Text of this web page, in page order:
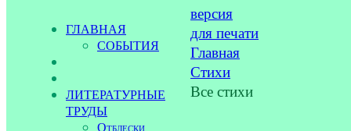
ГЛАВНАЯ
СОБЫТИЯ
ЛИТЕРАТУРНЫЕ
ТРУДЫ
Отблески
версия
для печати
Главная
Стихи
Все стихи